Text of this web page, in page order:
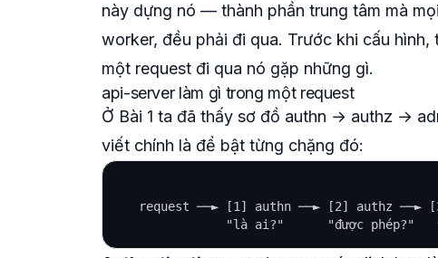
này dựng nó — thành phần trung tâm mà
worker, đều phải đi qua. Trước khi cấu hình,
một request đi qua nó gặp những gì.
api-server làm gì trong một request
Ở Bài 1 ta đã thấy sơ đồ authn → authz →
viết chính là để bật từng chặng đó:
request ──► [1] authn ──► [2] authz ──►